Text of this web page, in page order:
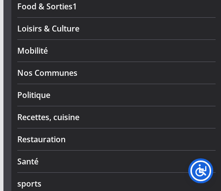
Food & Sorties1
Loisirs & Culture
Mobilité
Nos Communes
Politique
Recettes, cuisine
Restauration
Santé
sports